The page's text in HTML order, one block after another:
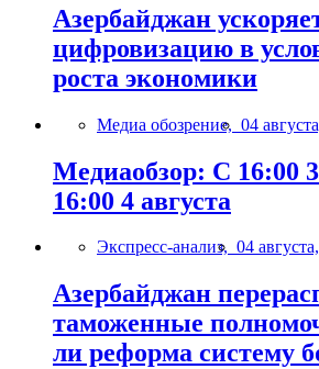
Азербайджан
цифровизацию в
роста экономики
Медиа обозрение, 04
Медиаобзор: С 16:00 3
16:00 4 августа
Экспресс-анализ, 04
Азербайджан
таможенные
ли реформа систему